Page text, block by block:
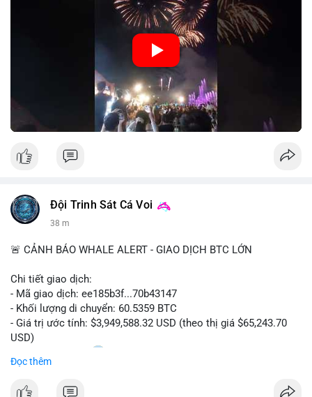
tiêu. Tuy nhiên, sự ưu tiên giải trí có thể ảnh hưởng đến tỷ lệ
tiết kiệm hoặc đầu tư vào crypto nếu người tiêu dùng chuyển
🎥 Xem video trực tiếp tại:
Nguồn: Đồng Tâm
Đội Trinh Sát Cá Voi
38 m
🚨 CẢNH BÁO WHALE ALERT - GIAO DỊCH BTC LỚN
Chi tiết giao dịch:
- Mã giao dịch: ee185b3f...70b43147
- Khối lượng di chuyển: 60.5359 BTC
- Giá trị ước tính: $3,949,588.32 USD (theo thị giá $65,243.70
USD)
- Thời gian: 15:20
Nhận định phân tích:
Đọc thêm